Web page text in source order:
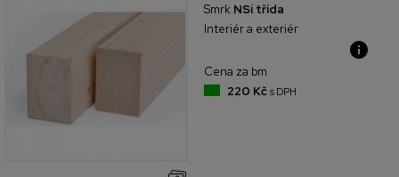
Smrk NSi třída
Interiér a exteriér
Cena za bm
220 Kč s DPH